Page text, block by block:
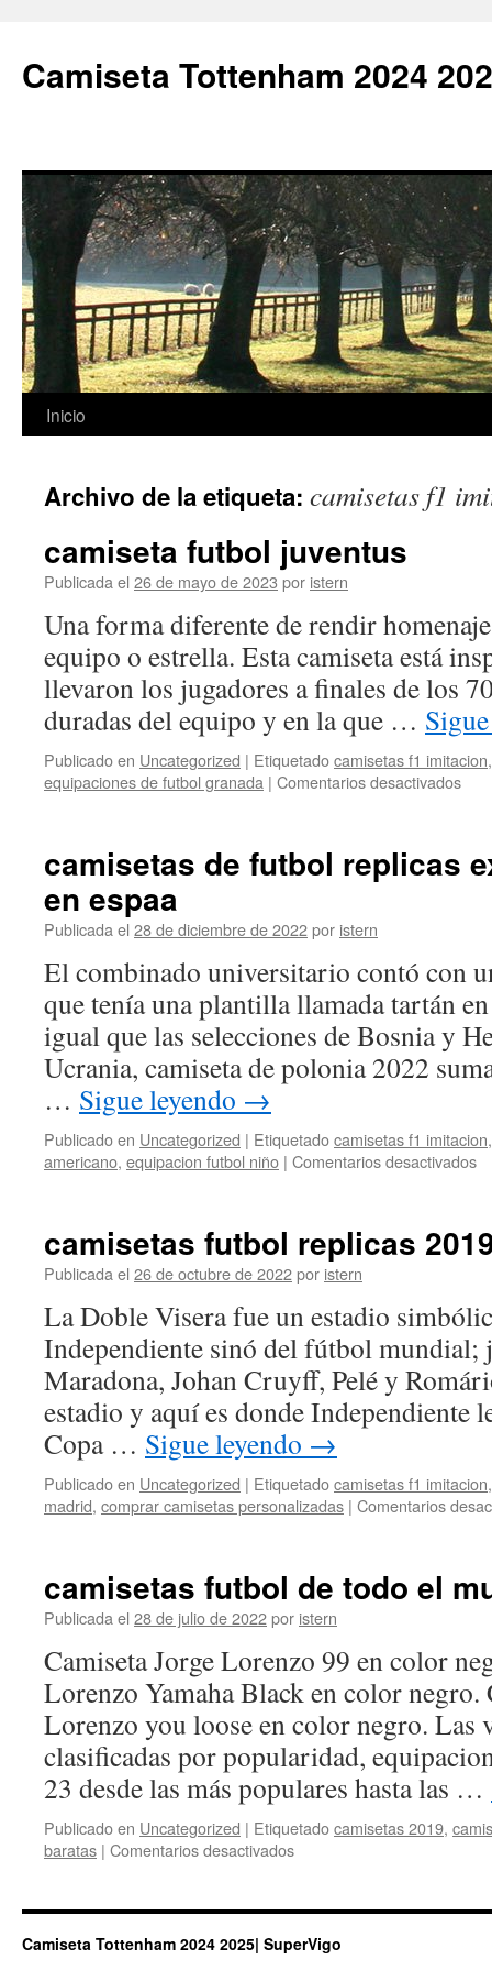
Camiseta Tottenham 2024
Saltar
contenido
Inicio
Archivo de la etiqueta: camisetas f1
camiseta futbol juventus
Publicada el 26 de mayo de 2023 por istern
Una forma diferente de rendir
equipo o estrella. Esta camiseta está
llevaron los jugadores a finales de los
duradas del equipo y en la que …
Publicado en Uncategorized | Etiquetadocamisetas f1 imitacion
equipaciones de futbol granada | Comentarios desactivadosen
camisetas de futbol replicas
en espaa
Publicada el 28 de diciembre de 2022por istern
El combinado universitario contó con
que tenía una plantilla llamada tartán
igual que las selecciones de Bosnia y
Ucrania, camiseta de polonia 2022
… Sigue leyendo →
Publicado en Uncategorized | Etiquetadocamisetas f1 imitacion
americano, equipacion futbol niño | Comentarios desactivadosen
en
camisetas futbol replicas
Publicada el 26 de octubre de 2022por istern
La Doble Visera fue un estadio
Independiente sinó del fútbol mundial;
Maradona, Johan Cruyff, Pelé y
estadio y aquí es donde Independiente
Copa … Sigue leyendo →
Publicado en Uncategorized | Etiquetadocamisetas f1 imitacion
madrid, comprar camisetas personalizadas | Comentarios
camisetas futbol de todo el
Publicada el 28 de julio de 2022por istern
Camiseta Jorge Lorenzo 99 en color
Lorenzo Yamaha Black en color negro.
Lorenzo you loose en color negro. Las
clasificadas por popularidad,
23 desde las más populares hasta las …
Publicado en Uncategorized | Etiquetadocamisetas 2019,
baratas | Comentarios desactivadosen
de
todo
Camiseta Tottenham 2024 2025| SuperVigo